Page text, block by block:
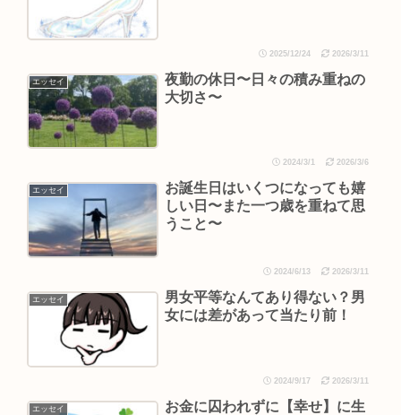
2025/12/24 2026/3/11
エッセイ
夜勤の休日〜日々の積み重ねの
大切さ〜
2024/3/1 2026/3/6
エッセイ
お誕生日はいくつになっても嬉
しい日〜また一つ歳を重ねて思
うこと〜
2024/6/13 2026/3/11
エッセイ
男女平等なんてあり得ない？男
女には差があって当たり前！
2024/9/17 2026/3/11
エッセイ
お金に囚われずに【幸せ】に生